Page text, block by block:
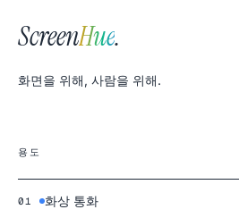
ScreenHue.
화면을 위해, 사람을 위해.
용도
01 화상 통화